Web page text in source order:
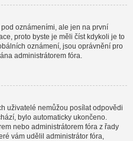
oznámeními, ale jen na první
proto byste je měli číst kdykoli je to
oznámení, jsou oprávnění pro
administrátorem fóra.
uživatelé nemůžou posílat odpovědi
bylo automaticky ukončeno.
nebo administrátorem fóra z řady
vám udělil administrátor fóra,